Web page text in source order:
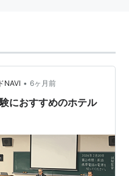
、経済学部・理学部を設
外国語学部増設
増設、大学院経済学研
究科（数学専攻・物理
専攻科設置。理学部応
称。大学院経済学研究
NAVI • 6ヶ月前
におすすめのホテル